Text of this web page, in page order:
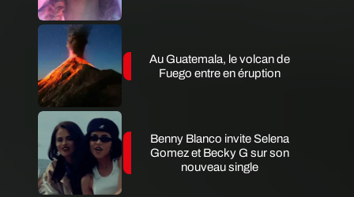
Au Guatemala, le volcan de
Fuego entre en éruption
Benny Blanco invite Selena
Gomez et Becky G sur son
nouveau single